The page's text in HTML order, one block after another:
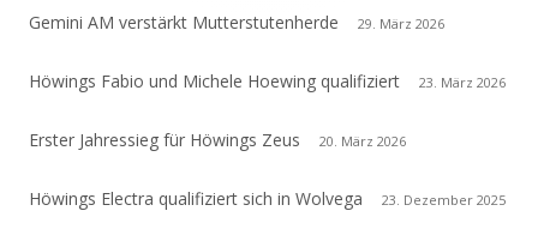
Gemini AM verstärkt Mutterstutenherde 29. März 2026
Höwings Fabio und Michele Hoewing qualifiziert 23. März 2026
Erster Jahressieg für Höwings Zeus 20. März 2026
Höwings Electra qualifiziert sich in Wolvega 23. Dezember 2025